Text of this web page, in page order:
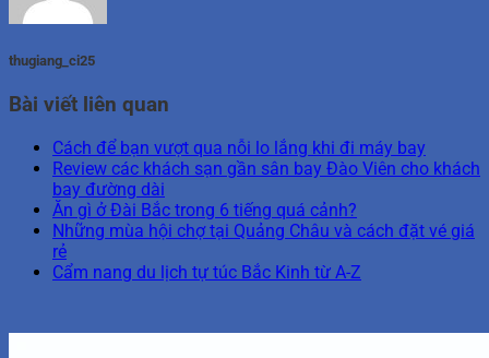
thugiang_ci25
Bài viết liên quan
Cách để bạn vượt qua nỗi lo lắng khi đi máy bay
Review các khách sạn gần sân bay Đào Viên cho khách
bay đường dài
Ăn gì ở Đài Bắc trong 6 tiếng quá cảnh?
Những mùa hội chợ tại Quảng Châu và cách đặt vé giá
rẻ
Cẩm nang du lịch tự túc Bắc Kinh từ A-Z